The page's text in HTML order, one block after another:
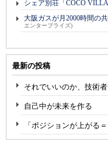
シェア別荘「COCO
大阪ガスが月2000時間の
エンタープライズ)
最新の投稿
それでいいのか、技術者
自己中が未来を作る
「ポジションが上がる